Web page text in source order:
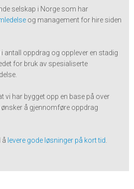
selskap i Norge som har
og management for hire siden
antall oppdrag og opplever en stadig
for bruk av spesialiserte
vi har bygget opp en base på over
å gjennomføre oppdrag
å levere gode løsninger på kort tid.